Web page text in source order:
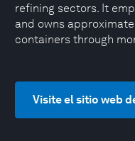
refining sectors. It
and owns
containers through
Visite el sitio web